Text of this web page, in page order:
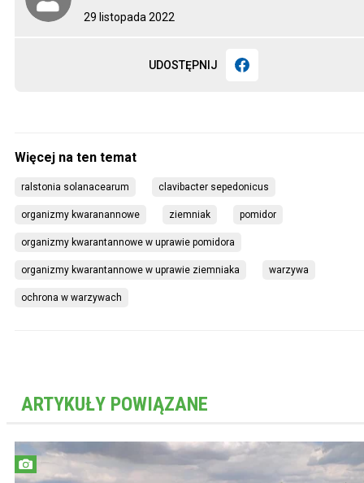
29 listopada 2022
UDOSTĘPNIJ
ralstonia solanacearum clavibacter sepedonicus
organizmy kwaranannowe ziemniak pomidor
organizmy kwarantannowe w uprawie pomidora
organizmy kwarantannowe w uprawie ziemniaka warzywa
ochrona w warzywach
ARTYKUŁY POWIĄZANE